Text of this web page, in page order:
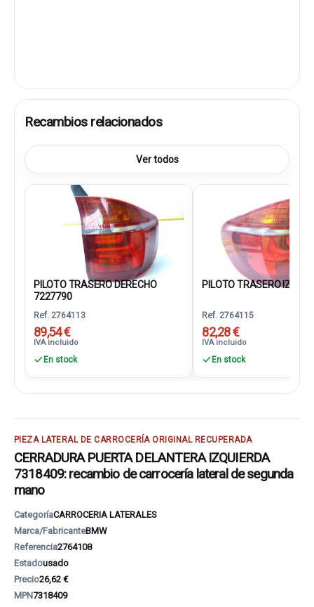
Recambios relacionados
Ver todos
PILOTO TRASERO DERECHO
7227790
Ref. 2764113
89,54 €
IVA incluido
En stock
PILOTO TRASERO
Ref. 2764115
82,28 €
IVA incluido
En stock
PIEZA LATERAL DE CARROCERÍA ORIGINAL RECUPERADA
CERRADURA PUERTA DELANTERA IZQUIERDA
7318409: recambio de carrocería lateral de segunda
mano
CategoríaCARROCERIA LATERALES
Marca/FabricanteBMW
Referencia2764108
Estadousado
Precio26,62 €
MPN7318409